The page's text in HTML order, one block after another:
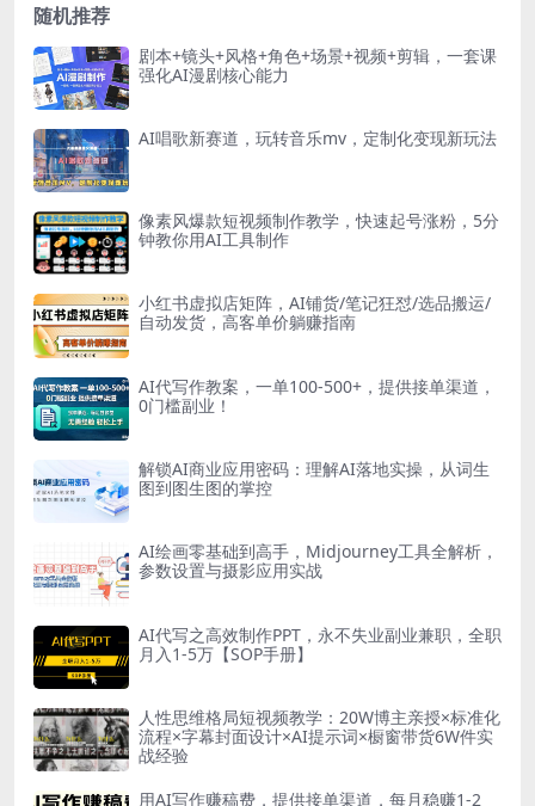
随机推荐
剧本+镜头+风格+角色+场景+视频+剪辑，一套课
强化AI漫剧核心能力
AI唱歌新赛道，玩转音乐mv，定制化变现新玩法
像素风爆款短视频制作教学，快速起号涨粉，5分
钟教你用AI工具制作
小红书虚拟店矩阵，AI铺货/笔记狂怼/选品搬运/
自动发货，高客单价躺赚指南
AI代写作教案，一单100-500+，提供接单渠道，
0门槛副业！
解锁AI商业应用密码：理解AI落地实操，从词生
图到图生图的掌控
AI绘画零基础到高手，Midjourney工具全解析，
参数设置与摄影应用实战
AI代写之高效制作PPT，永不失业副业兼职，全职
月入1-5万【SOP手册】
人性思维格局短视频教学：20W博主亲授×标准化
流程×字幕封面设计×AI提示词×橱窗带货6W件实
战经验
用AI写作赚稿费，提供接单渠道，每月稳赚1-2